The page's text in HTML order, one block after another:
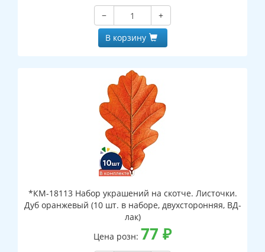
−
+
В корзину
*КМ-18113 Набор украшений на скотче. Листочки.
Дуб оранжевый (10 шт. в наборе, двухсторонняя, ВД-
лак)
Цена розн: 77 ₽